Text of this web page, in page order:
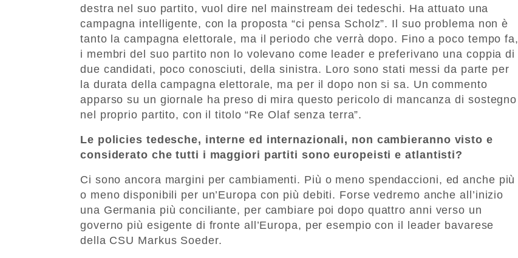
destra nel suo partito, vuol dire nel mainstream dei tedeschi. Ha attuato una
campagna intelligente, con la proposta “ci pensa Scholz”. Il suo problema non è
tanto la campagna elettorale, ma il periodo che verrà dopo. Fino a poco tempo fa,
i membri del suo partito non lo volevano come leader e preferivano una coppia di
due candidati, poco conosciuti, della sinistra. Loro sono stati messi da parte per
la durata della campagna elettorale, ma per il dopo non si sa. Un commento
apparso su un giornale ha preso di mira questo pericolo di mancanza di sostegno
nel proprio partito, con il titolo “Re Olaf senza terra”.
Le policies tedesche, interne ed internazionali, non cambieranno visto e
considerato che tutti i maggiori partiti sono europeisti e atlantisti?
Ci sono ancora margini per cambiamenti. Più o meno spendaccioni, ed anche più
o meno disponibili per un’Europa con più debiti. Forse vedremo anche all’inizio
una Germania più conciliante, per cambiare poi dopo quattro anni verso un
governo più esigente di fronte all’Europa, per esempio con il leader bavarese
della CSU Markus Soeder.